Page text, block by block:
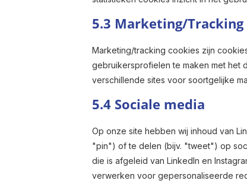
5.3 Marketing/Tracking
Marketing/tracking cookies zijn
gebruikersprofielen te maken met
verschillende sites voor soortgelijke
5.4 Sociale media
Op onze site hebben wij inhoud van
"pin") of te delen (bijv. "tweet") op
die is afgeleid van LinkedIn en
verwerken voor gepersonaliseerde